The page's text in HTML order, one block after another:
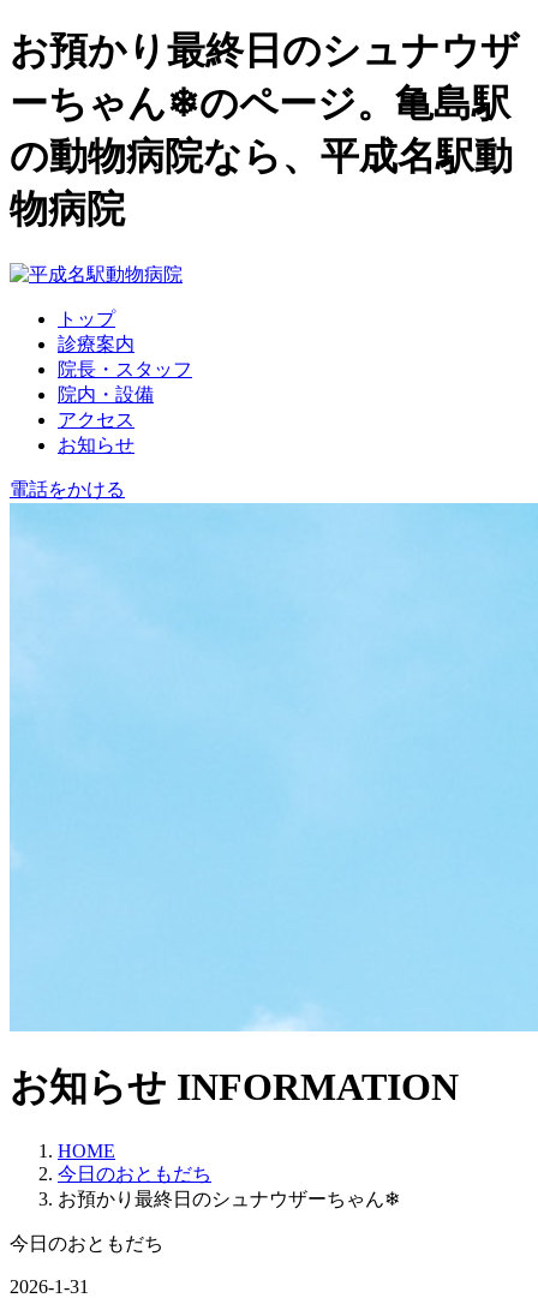
お預かり最終日のシュナウザ
ーちゃん❄のページ。亀島駅
の動物病院なら、平成名駅動
物病院
トップ
診療案内
院長・スタッフ
院内・設備
アクセス
お知らせ
電話をかける
お知らせ INFORMATION
HOME
今日のおともだち
お預かり最終日のシュナウザーちゃん❄
今日のおともだち
2026-1-31